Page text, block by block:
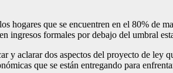
hogares que se encuentren en el 80% de
ingresos formales por debajo del umbral
aclarar dos aspectos del proyecto de ley
que se están entregando para